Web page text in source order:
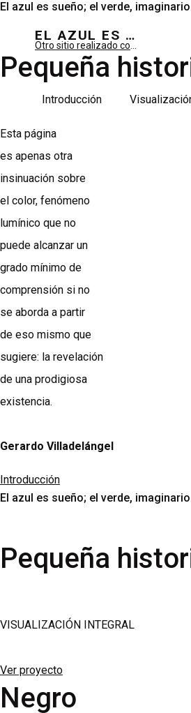
EL AZUL ES SUEÑO; EL VERDE ES IMAGINARIO
Introducción
El azul es sueño; el verde,
Pequeña
Esta página
es apenas otra
insinuación sobre
el color, fenómeno
lumínico que no
puede alcanzar un
grado mínimo de
comprensión si no
se aborda a partir
de eso mismo que
sugiere: la revelación
de una prodigiosa
existencia.
Gerardo Villadelángel
Introducción
El azul es sueño; el verde,
Pequeña
VISUALIZACIÓN INTEGRAL
Syndrom bei Katarakt-OPs erhöhen
orthostatische Nebenwirkungen im
Ver proyecto
Negro